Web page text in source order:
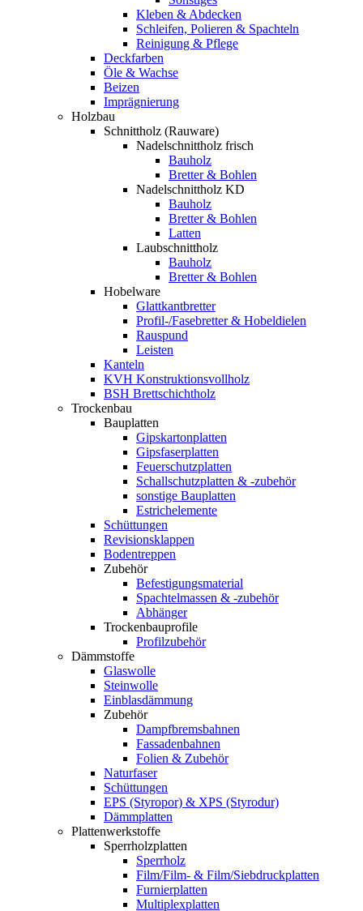
Kleben & Abdecken
Schleifen, Polieren & Spachteln
Reinigung & Pflege
Deckfarben
Öle & Wachse
Beizen
Imprägnierung
Holzbau
Schnittholz (Rauware)
Nadelschnittholz frisch
Bauholz
Bretter & Bohlen
Nadelschnittholz KD
Bauholz
Bretter & Bohlen
Latten
Laubschnittholz
Bauholz
Bretter & Bohlen
Hobelware
Glattkantbretter
Profil-/Fasebretter & Hobeldielen
Rauspund
Leisten
Kanteln
KVH Konstruktionsvollholz
BSH Brettschichtholz
Trockenbau
Bauplatten
Gipskartonplatten
Gipsfaserplatten
Feuerschutzplatten
Schallschutzplatten & -zubehör
sonstige Bauplatten
Estrichelemente
Schüttungen
Revisionsklappen
Bodentreppen
Zubehör
Befestigungsmaterial
Spachtelmassen & -zubehör
Abhänger
Trockenbauprofile
Profilzubehör
Dämmstoffe
Glaswolle
Steinwolle
Einblasdämmung
Zubehör
Dampfbremsbahnen
Fassadenbahnen
Folien & Zubehör
Naturfaser
Schüttungen
EPS (Styropor) & XPS (Styrodur)
Dämmplatten
Plattenwerkstoffe
Sperrholzplatten
Sperrholz
Film/Film- & Film/Siebdruckplatten
Furnierplatten
Multiplexplatten